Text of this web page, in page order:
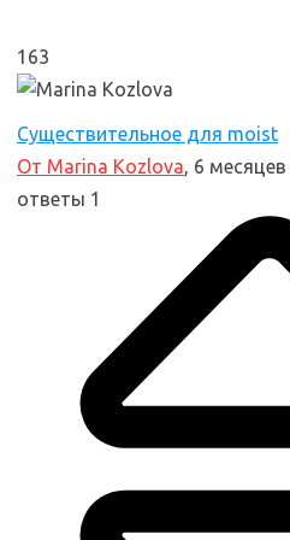
163
Существительное для moist
От Marina Kozlova, 6
ответы 1